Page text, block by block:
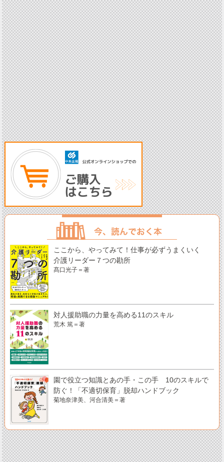
ここから、やってみて！仕事が必ずうまくいく
介護リーダー７つの勘所
髙口光子＝著
対人援助職の力量を高める11のスキル
荒木 篤＝著
園で役立つ知識とあの手・この手 10のスキルで
防ぐ！「不適切保育」脱却ハンドブック
菊地奈津美、河合清美＝著